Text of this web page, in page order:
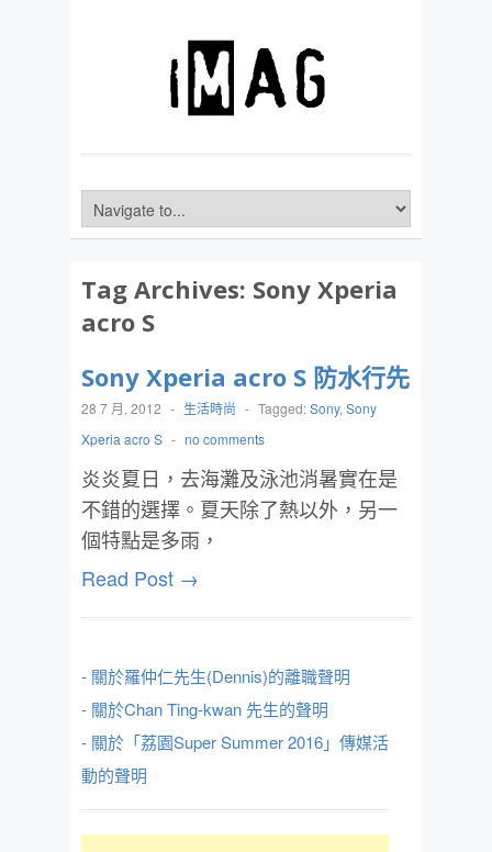
Tag Archives: Sony Xperia
acro S
Sony Xperia acro S 防水行先
28 7 月, 2012 - 生活時尚 - Tagged:Sony, Sony
Xperia acro S - no comments
炎炎夏日，去海灘及泳池消暑實在是
不錯的選擇。夏天除了熱以外，另一
個特點是多雨，
Read Post →
- 關於羅仲仁先生(Dennis)的離職聲明
- 關於Chan Ting-kwan 先生的聲明
- 關於「荔園Super Summer 2016」傳媒活
動的聲明